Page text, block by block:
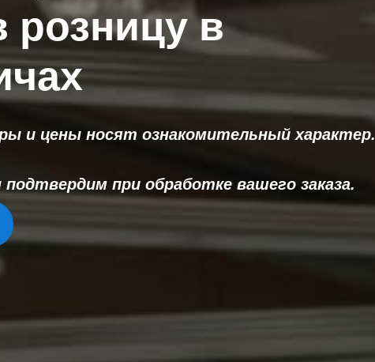
розницу в
и цены носят ознакомительный характер.
при обработке вашего заказа.